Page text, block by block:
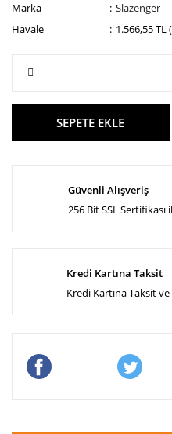
Marka
Slazenger
Havale
1.566,55
SEPETE EKLE
Güvenli Alışveriş
256 Bit SSL Sertifikası
Kredi Kartına Taksit
Kredi Kartına Taksit